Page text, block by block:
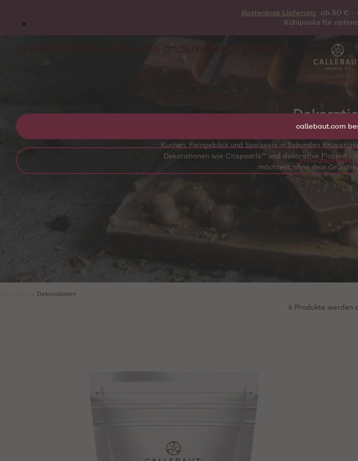
Kostenlose Lieferung
ab 50 € -
Kühlpacks für
Kuchen, Feingebäck und Speiseeis in Sekunden
Dekorationen wie Crispearls™ und dekorative Flocken -
möchtest, ohne dein
Dekorationen
6 Produkte werden
In ein anderes Land / eine andere Region liefern
Ordering and deliveries from this webshop is not yet available there . Please checkout our
callebaut.com
In Deutschland